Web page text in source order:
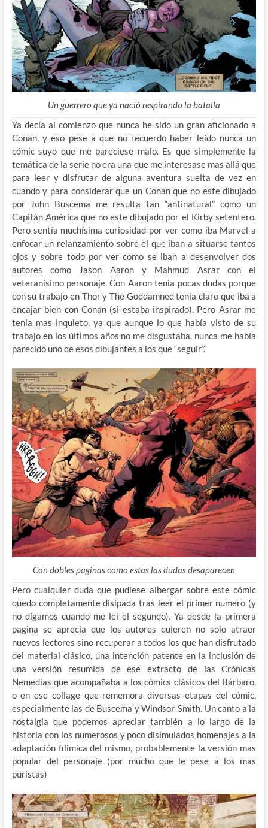
Un guerrero que ya nació respirando la batalla
Ya decía al comienzo que nunca he sido un gran aficionado a
Conan, y eso pese a que no recuerdo haber leído nunca un
cómic suyo que me pareciese malo. Es que simplemente la
temática de la serie no era una que me interesase mas allá que
para leer y disfrutar de alguna aventura suelta de vez en
cuando y para considerar que un Conan que no este dibujado
por John Buscema me resulta tan “antinatural” como un
Capitán América que no este dibujado por el Kirby setentero.
Pero sentía muchísima curiosidad por ver como iba Marvel a
enfocar un relanzamiento sobre el que iban a situarse tantos
ojos y sobre todo por ver como se iban a desenvolver dos
autores como Jason Aaron y Mahmud Asrar con el
veteranisimo personaje. Con Aaron tenia pocas dudas porque
con su trabajo en Thor y The Goddamned tenia claro que iba a
encajar bien con Conan (si estaba inspirado). Pero Asrar me
tenia mas inquieto, ya que aunque lo que había visto de su
trabajo en los últimos años no me disgustaba, nunca me había
parecido uno de esos dibujantes a los que “seguir”.
Con dobles paginas como estas las dudas desaparecen
Pero cualquier duda que pudiese albergar sobre este cómic
quedo completamente disipada tras leer el primer numero (y
no digamos cuando me leí el segundo). Ya desde la primera
pagina se aprecia que los autores quieren no solo atraer
nuevos lectores sino recuperar a todos los que han disfrutado
del material clásico, una intención patente en la inclusión de
una versión resumida de ese extracto de las Crónicas
Nemedias que acompañaba a los cómics clásicos del Bárbaro,
o en ese collage que rememora diversas etapas del cómic,
especialmente las de Buscema y Windsor-Smith. Un canto a la
nostalgia que podemos apreciar también a lo largo de la
historia con los numerosos y poco disimulados homenajes a la
adaptación filimica del mismo, probablemente la versión mas
popular del personaje (por mucho que le pese a los mas
puristas)